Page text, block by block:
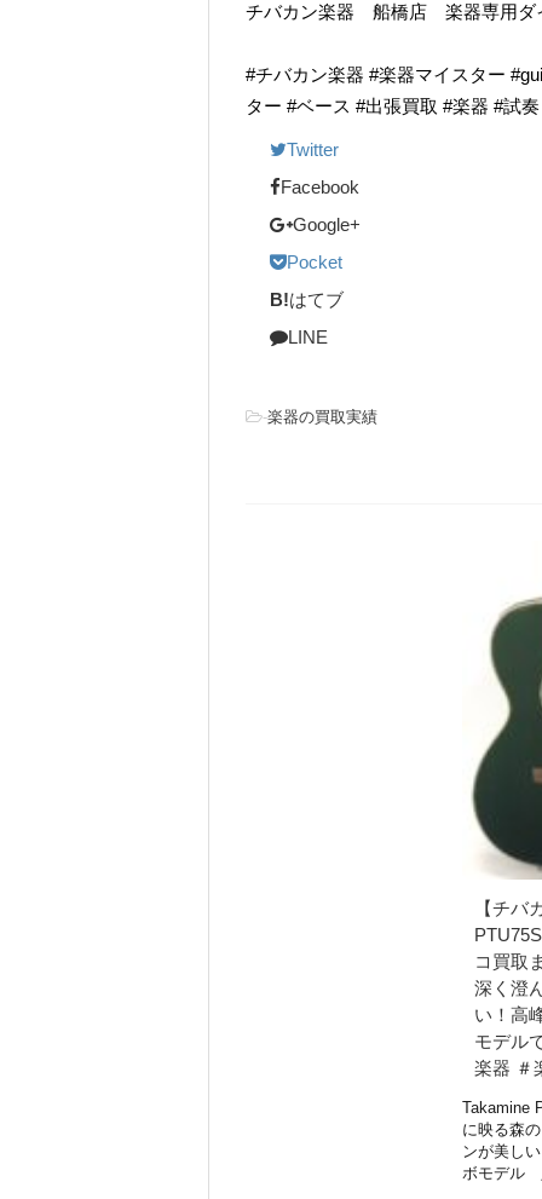
チバカン楽器 船橋店 楽器専用ダ
#チバカン楽器 #楽器マイスター
ター #ベース #出張買取 #楽器 #試
Twitter
Facebook
Google+
Pocket
B!はてブ
LINE
-楽器の買取実績
【チバ
コ買取
深く澄
い！高
モデル
楽器 ＃
Takamine
に映る森
ンが美し
ボモデル